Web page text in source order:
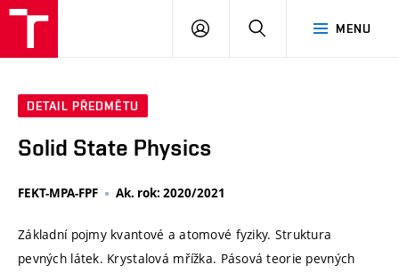
MENU
PŘIHLÁSIT
DETAIL PŘEDMĚTU
Solid State Physics
FEKT-MPA-FPF Ak. rok: 2020/2021
Základní pojmy kvantové a atomové fyziky. Struktura
pevných látek. Krystalová mřížka. Pásová teorie pevných